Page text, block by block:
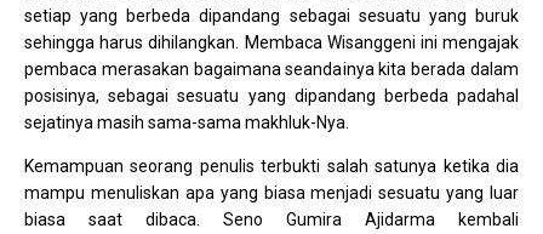
setiap yang berbeda dipandang sebagai sesuatu yang buruk
sehingga harus dihilangkan. Membaca Wisanggeni ini mengajak
pembaca merasakan bagaimana seandainya kita berada dalam
posisinya, sebagai sesuatu yang dipandang berbeda padahal
sejatinya masih sama-sama makhluk-Nya.
Kemampuan seorang penulis terbukti salah satunya ketika dia
mampu menuliskan apa yang biasa menjadi sesuatu yang luar
biasa saat dibaca. Seno Gumira Ajidarma kembali